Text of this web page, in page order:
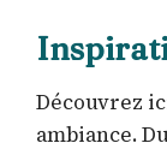
Découvrez
ambiance.